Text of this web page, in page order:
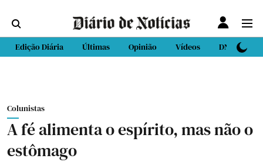
Edição Diária Últimas Opinião Vídeos DN Sport
Colunistas
A fé alimenta o espírito, mas não o
estômago